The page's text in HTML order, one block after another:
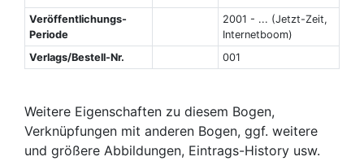
Veröffentlichungs-
Periode
2001 - ... (Jetzt-Zeit,
Internetboom)
Verlags/Bestell-Nr.
001
Weitere Eigenschaften zu diesem Bogen,
Verknüpfungen mit anderen Bogen, ggf. weitere
und größere Abbildungen, Eintrags-History usw.